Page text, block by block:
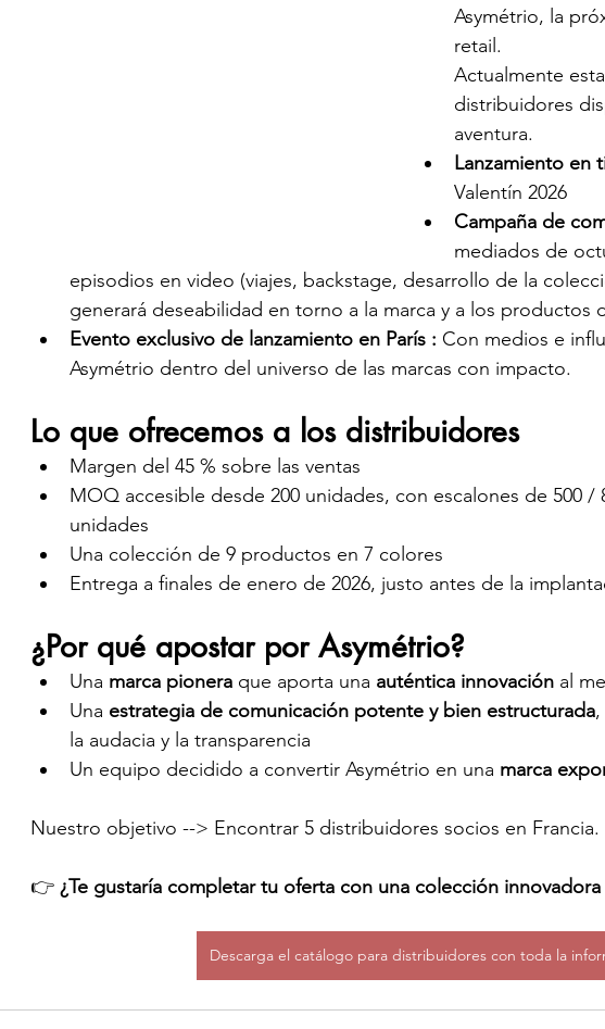
Asymétrio, la
retail.
Actualmente
distribuidores
aventura.
Lanzamiento en
Valentín 2026
Campaña de
mediados de
episodios en video (viajes, backstage, desarrollo de la
generará deseabilidad en torno a la marca y a los productos
Evento exclusivo de lanzamiento en París : Con medios e
Asymétrio dentro del universo de las marcas con impacto.
Lo que ofrecemos a los distribuidores
Margen del 45 % sobre las ventas
MOQ accesible desde 200 unidades, con escalones de 500 /
unidades
Una colección de 9 productos en 7 colores
Entrega a finales de enero de 2026, justo antes de la
¿Por qué apostar por Asymétrio?
Una marca pionera que aporta una auténtica innovación al
Una estrategia de comunicación potente y bien estructurada
la audacia y la transparencia
Un equipo decidido a convertir Asymétrio en una marca
Nuestro objetivo --> Encontrar 5 distribuidores socios en Francia.
👉 ¿Te gustaría completar tu oferta con una colección
Descarga el catálogo para distribuidores con toda la